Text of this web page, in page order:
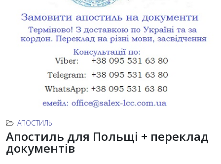
АПОСТИЛЬ
Апостиль для Польщі + переклад
документів